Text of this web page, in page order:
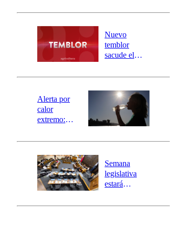
Carahue por
activa
mensajería
SAE
Nuevo
temblor
sacude el
revisa la
epicentro
Alerta por
calor
extremo:
activa Alerta
Preventiva en
tres comunas
Semana
legislativa
estará
el fin de la